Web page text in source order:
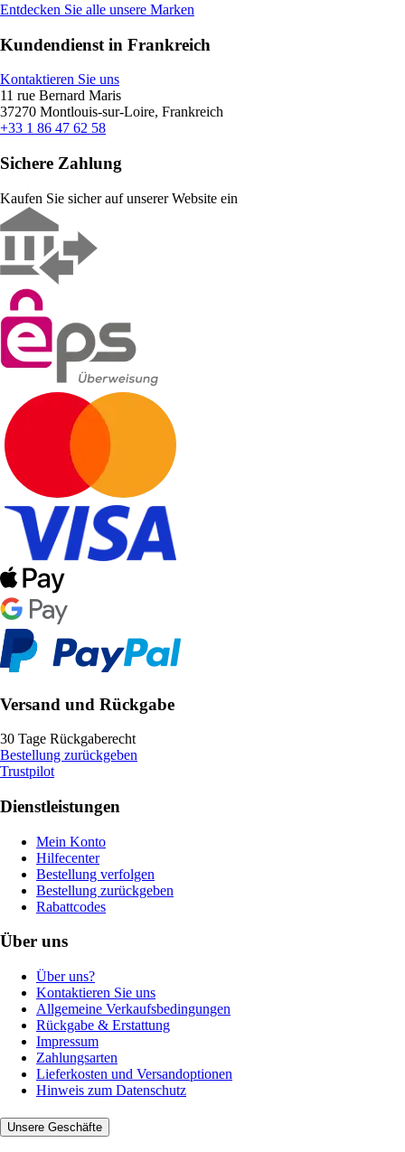
Entdecken Sie alle unsere Marken
Kundendienst in Frankreich
Kontaktieren Sie uns
11 rue Bernard Maris
37270 Montlouis-sur-Loire, Frankreich
+33 1 86 47 62 58
Sichere Zahlung
Kaufen Sie sicher auf unserer Website ein
Versand und Rückgabe
30 Tage Rückgaberecht
Bestellung zurückgeben
Trustpilot
Dienstleistungen
Mein Konto
Hilfecenter
Bestellung verfolgen
Bestellung zurückgeben
Rabattcodes
Über uns
Über uns?
Kontaktieren Sie uns
Allgemeine Verkaufsbedingungen
Rückgabe & Erstattung
Impressum
Zahlungsarten
Lieferkosten und Versandoptionen
Hinweis zum Datenschutz
Unsere Geschäfte